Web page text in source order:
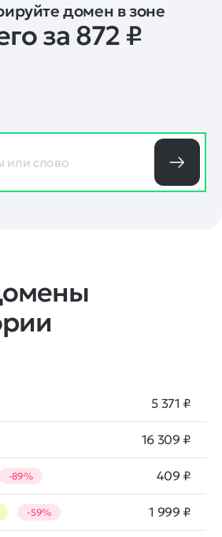
домен в зоне
за 872 ₽
5 371 ₽
16 309 ₽
-89% 409 ₽
-59% 1 999 ₽